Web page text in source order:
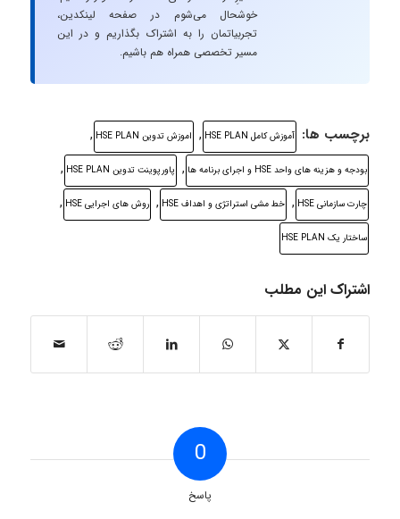
خوشحال می‌شوم در صفحه لینکدین،
تجربیاتمان را به اشتراک بگذاریم و در این
مسیر تخصصی همراه هم باشیم.
برچسب ها: آموزش کامل HSE PLAN , اموزش تدوین HSE PLAN ,
بودجه و هزینه های واحد HSE و اجرای برنامه ها , پاورپوینت تدوین HSE PLAN ,
چارت سازمانی HSE , خط مشی استراتژی و اهداف HSE , روش های اجرایی HSE ,
ساختار یک HSE PLAN
اشتراک این مطلب
0
پاسخ